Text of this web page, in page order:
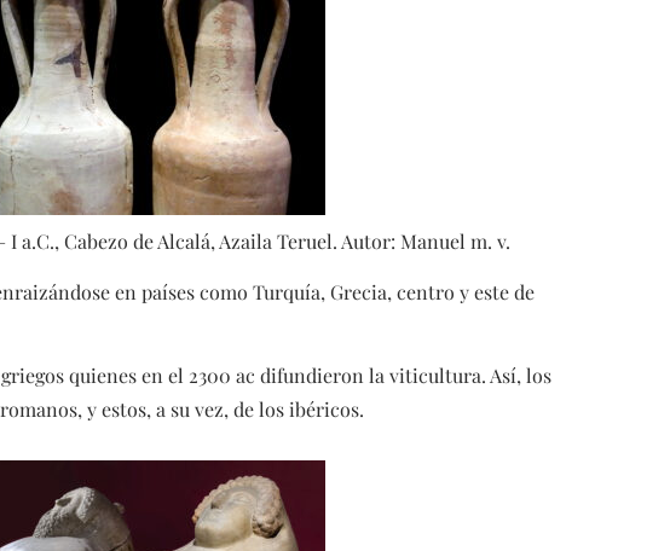
a.C., Cabezo de Alcalá, Azaila Teruel. Autor: Manuel m. v.
en países como Turquía, Grecia, centro y este de
quienes en el 2300 ac difundieron la viticultura. Así, los
y estos, a su vez, de los ibéricos.